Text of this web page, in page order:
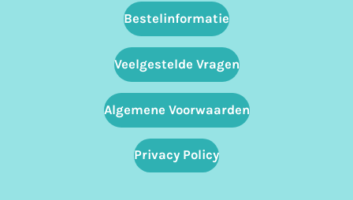
Bestelinformatie
Veelgestelde Vragen
Algemene Voorwaarden
Privacy Policy